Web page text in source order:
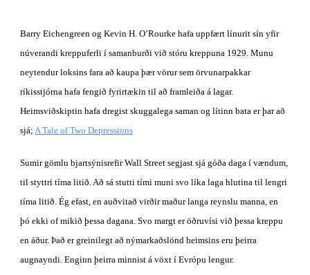
Barry Eichengreen og Kevin H. O’Rourke hafa uppfært línurit sín yfir
núverandi kreppuferli í samanburði við stóru kreppuna 1929. Munu
neytendur loksins fara að kaupa þær vörur sem örvunarpakkar
ríkisstjórna hafa fengið fyrirtækin til að framleiða á lagar.
Heimsviðskiptin hafa dregist skuggalega saman og lítinn bata er þar að
sjá; A Tale of Two Depressions
Sumir gömlu bjartsýnisrefir Wall Street segjast sjá góða daga í vændum,
til styttri tíma litið. Að sá stutti tími muni svo líka laga hlutina til lengri
tíma litið. Ég efast, en auðvitað virðir maður langa reynslu manna, en
þó ekki of mikið þessa dagana. Svo margt er öðruvísi við þessa kreppu
en áður. Það er greinilegt að nýmarkaðslönd heimsins eru þeirra
augnayndi. Enginn þeirra minnist á vöxt í Evrópu lengur.